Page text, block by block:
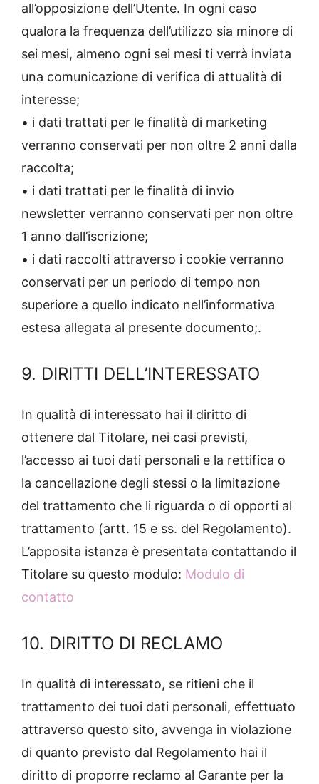
all’opposizione dell’Utente. In ogni caso
qualora la frequenza dell’utilizzo sia minore di
sei mesi, almeno ogni sei mesi ti verrà inviata
una comunicazione di verifica di attualità di
interesse;
• i dati trattati per le finalità di marketing
verranno conservati per non oltre 2 anni dalla
raccolta;
• i dati trattati per le finalità di invio
newsletter verranno conservati per non oltre
1 anno dall’iscrizione;
• i dati raccolti attraverso i cookie verranno
conservati per un periodo di tempo non
superiore a quello indicato nell’informativa
estesa allegata al presente documento;.
9. DIRITTI DELL’INTERESSATO
In qualità di interessato hai il diritto di
ottenere dal Titolare, nei casi previsti,
l’accesso ai tuoi dati personali e la rettifica o
la cancellazione degli stessi o la limitazione
del trattamento che li riguarda o di opporti al
trattamento (artt. 15 e ss. del Regolamento).
L’apposita istanza è presentata contattando il
Titolare su questo modulo: Modulo di
contatto
10. DIRITTO DI RECLAMO
In qualità di interessato, se ritieni che il
trattamento dei tuoi dati personali, effettuato
attraverso questo sito, avvenga in violazione
di quanto previsto dal Regolamento hai il
diritto di proporre reclamo al Garante per la